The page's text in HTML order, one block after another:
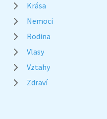
Krása
Nemoci
Rodina
Vlasy
Vztahy
Zdraví